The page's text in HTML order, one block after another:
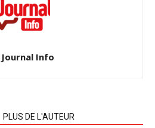
Journal Info
PLUS DE L'AUTEUR